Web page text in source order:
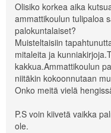
Olisiko korkea aika
ammattikoulun tulipaloa
palokuntalaiset?
Muisteltaisiin
mitaleita ja
kakkua.Ammattikoulun
niitäkin kokoonnutaan
Onko meitä vielä
P.S voin kiivetä vaikka
ole.